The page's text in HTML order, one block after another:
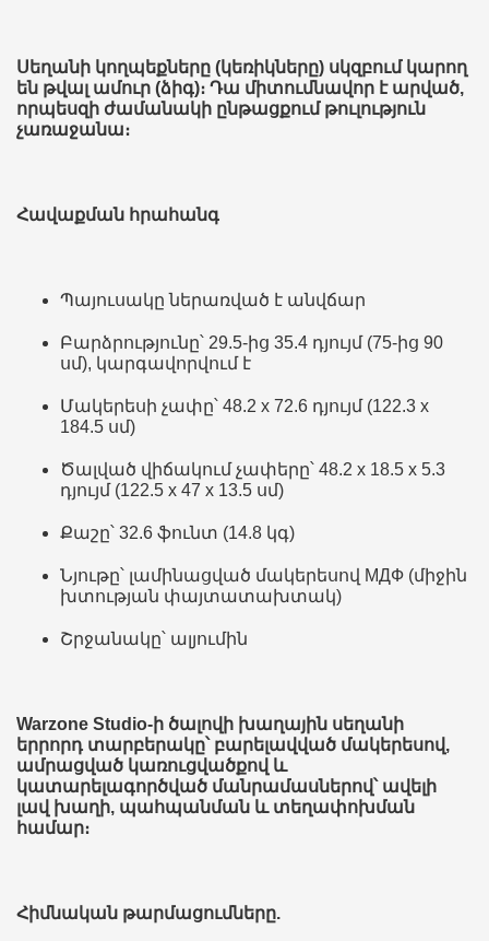
Սեղանի կողպեքները (կեռիկները) սկզբում կարող
են թվալ ամուր (ձիգ)։ Դա միտումնավոր է արված,
որպեսզի ժամանակի ընթացքում թուլություն
չառաջանա։
Հավաքման հրահանգ
Պայուսակը ներառված է անվճար
Բարձրությունը՝ 29.5-ից 35.4 դյույմ (75-ից 90
սմ), կարգավորվում է
Մակերեսի չափը՝ 48.2 x 72.6 դյույմ (122.3 x
184.5 սմ)
Ծալված վիճակում չափերը՝ 48.2 x 18.5 x 5.3
դյույմ (122.5 x 47 x 13.5 սմ)
Քաշը՝ 32.6 ֆունտ (14.8 կգ)
Նյութը՝ լամինացված մակերեսով МДФ (միջին
խտության փայտատախտակ)
Շրջանակը՝ ալյումին
Warzone Studio-ի ծալովի խաղային սեղանի
երրորդ տարբերակը՝ բարելավված մակերեսով,
ամրացված կառուցվածքով և
կատարելագործված մանրամասներով՝ ավելի
լավ խաղի, պահպանման և տեղափոխման
համար։
Հիմնական թարմացումները.